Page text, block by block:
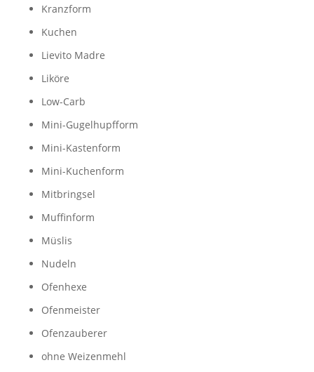
Kranzform
Kuchen
Lievito Madre
Liköre
Low-Carb
Mini-Gugelhupfform
Mini-Kastenform
Mini-Kuchenform
Mitbringsel
Muffinform
Müslis
Nudeln
Ofenhexe
Ofenmeister
Ofenzauberer
ohne Weizenmehl